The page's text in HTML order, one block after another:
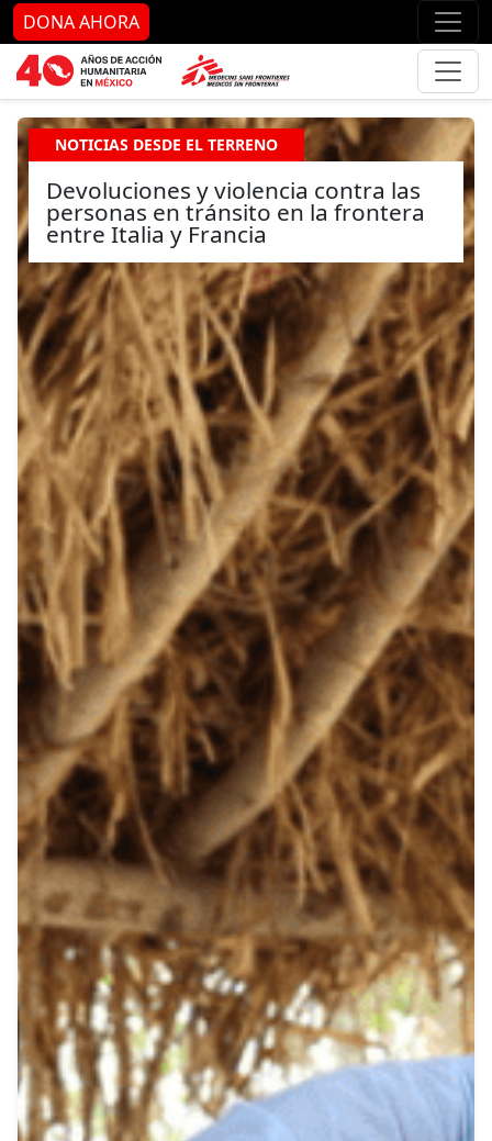
Ir al contenido principal Ir
DONA AHORA
NOTICIAS DESDE EL TERRENO
Devoluciones y violencia contra las
personas en tránsito en la frontera
entre Italia y Francia